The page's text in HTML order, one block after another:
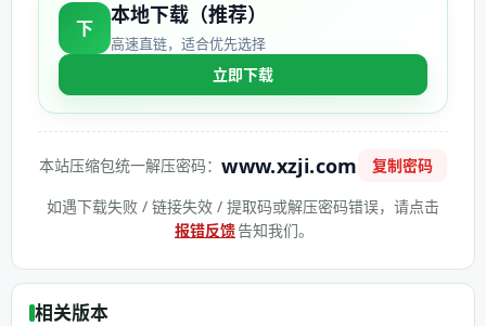
下
本地下载（推荐）
高速直链，适合优先选择
立即下载
本站压缩包统一解压密码：www.xzji.com
复制密码
如遇下载失败 / 链接失效 / 提取码或解压密码错误，请点击
报错反馈告知我们。
相关版本